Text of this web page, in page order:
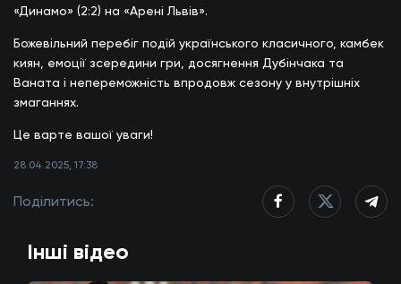
«Динамо» (2:2) на «Арені Львів».
Божевільний перебіг подій українського класичного, камбек
киян, емоції зсередини гри, досягнення Дубінчака та
Ваната і непереможність впродовж сезону у внутрішніх
змаганнях.
Це варте вашої уваги!
28.04.2025, 17:38
Поділитись:
Інші відео